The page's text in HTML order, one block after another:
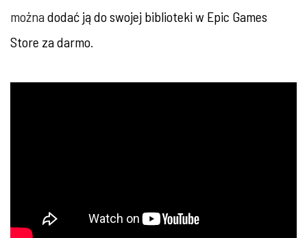
możnadodać ją do swojej biblioteki w Epic Games
Store za darmo.